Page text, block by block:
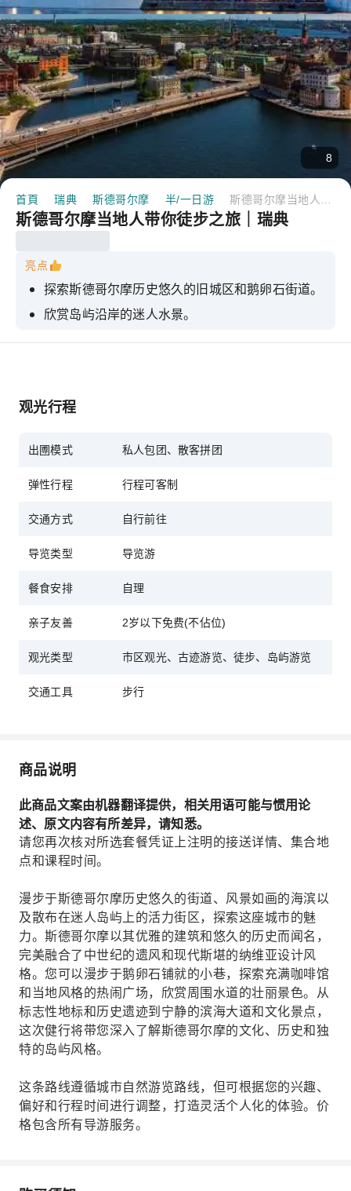
8
首頁 瑞典 斯德哥尔摩 半/一日游
斯德哥尔摩当地人带你徒步之旅｜瑞典
亮点
探索斯德哥尔摩历史悠久的旧城区和鹅卵石街道。
欣赏岛屿沿岸的迷人水景。
探索历史与现代斯堪的纳维亚设计的完美融合。
按照您自己的步调游览这座城市，导游将热情地与
观光行程
出圑模式 私人包团、散客拼团
弹性行程 行程可客制
交通方式 自行前往
导览类型 导览游
餐食安排 自理
亲子友善 2岁以下免费(不佔位)
观光类型 市区观光、古迹游览、徒步、岛屿游览
交通工具 步行
商品说明
此商品文案由机器翻译提供，相关用语可能与惯用论
述、原文内容有所差异，请知悉。
请您再次核对所选套餐凭证上注明的接送详情、集合地
点和课程时间。
漫步于斯德哥尔摩历史悠久的街道、风景如画的海滨以
及散布在迷人岛屿上的活力街区，探索这座城市的魅
力。斯德哥尔摩以其优雅的建筑和悠久的历史而闻名，
完美融合了中世纪的遗风和现代斯堪的纳维亚设计风
格。您可以漫步于鹅卵石铺就的小巷，探索充满咖啡馆
和当地风格的热闹广场，欣赏周围水道的壮丽景色。从
标志性地标和历史遗迹到宁静的滨海大道和文化景点，
这次健行将带您深入了解斯德哥尔摩的文化、历史和独
特的岛屿风格。
这条路线遵循城市自然游览路线，但可根据您的兴趣、
偏好和行程时间进行调整，打造灵活个人化的体验。价
格包含所有导游服务。